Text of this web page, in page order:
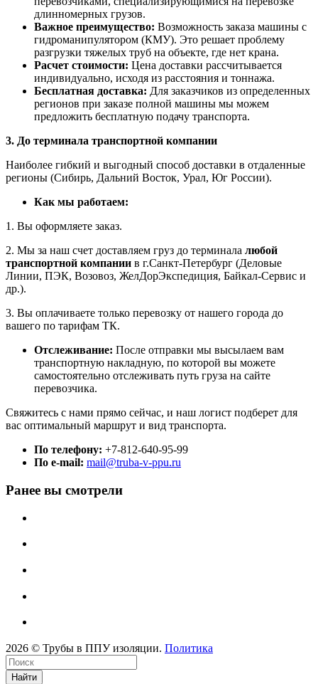
длинномерных грузов.
Важное преимущество: Возможность заказа машины с
гидроманипулятором (КМУ). Это решает проблему
разгрузки тяжелых труб на объекте, где нет крана.
Расчет стоимости: Цена доставки рассчитывается
индивидуально, исходя из расстояния и тоннажа.
Бесплатная доставка: Для заказчиков из определенных
регионов при заказе полной машины мы можем
предложить бесплатную подачу транспорта.
3. До терминала транспортной компании
Наиболее гибкий и выгодный способ доставки в отдаленные
регионы (Сибирь, Дальний Восток, Урал, Юг России).
Как мы работаем:
1. Вы оформляете заказ.
2. Мы за наш счет доставляем груз до терминала любой
транспортной компании в г.Санкт-Петербург (Деловые
Линии, ПЭК, Возовоз, ЖелДорЭкспедиция, Байкал-Сервис и
др.).
3. Вы оплачиваете только перевозку от нашего города до
вашего по тарифам ТК.
Отслеживание: После отправки мы высылаем вам
транспортную накладную, по которой вы можете
самостоятельно отслеживать путь груза на сайте
перевозчика.
Свяжитесь с нами прямо сейчас, и наш логист подберет для
вас оптимальный маршрут и вид транспорта.
По телефону: +7-812-640-95-99
По e-mail: mail@truba-v-ppu.ru
Ранее вы смотрели
2026 © Трубы в ППУ изоляции. Политика
Найти